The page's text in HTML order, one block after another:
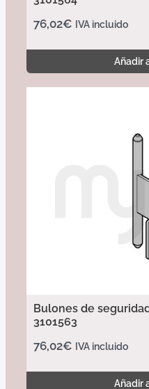
76,02€ IVA incluido
Añadir
Bulones de
3101563
76,02€ IVA incluido
Añadir